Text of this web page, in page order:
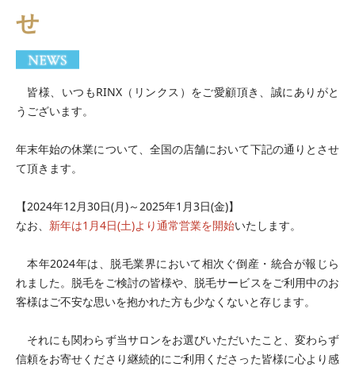
せ
皆様、いつもRINX（リンクス）をご愛顧頂き、誠にありがと
うございます。
年末年始の休業について、全国の店舗において下記の通りとさせ
て頂きます。
【2024年12月30日(月)～2025年1月3日(金)】
なお、 新年は1月4日(土)より通常営業を開始いたします。
本年2024年は、脱毛業界において相次ぐ倒産・統合が報じら
れました。脱毛をご検討の皆様や、脱毛サービスをご利用中のお
客様はご不安な思いを抱かれた方も少なくないと存じます。
それにも関わらず当サロンをお選びいただいたこと、変わらず
信頼をお寄せくださり継続的にご利用くださった皆様に心より感